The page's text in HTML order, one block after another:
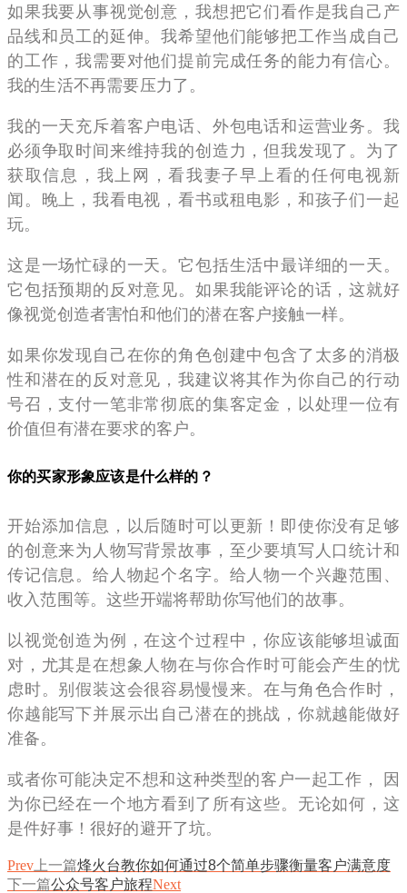
如果我要从事视觉创意，我想把它们看作是我自己产
品线和员工的延伸。我希望他们能够把工作当成自己
的工作，我需要对他们提前完成任务的能力有信心。
我的生活不再需要压力了。
我的一天充斥着客户电话、外包电话和运营业务。我
必须争取时间来维持我的创造力，但我发现了。为了
获取信息，我上网，看我妻子早上看的任何电视新
闻。晚上，我看电视，看书或租电影，和孩子们一起
玩。
这是一场忙碌的一天。它包括生活中最详细的一天。
它包括预期的反对意见。如果我能评论的话，这就好
像视觉创造者害怕和他们的潜在客户接触一样。
如果你发现自己在你的角色创建中包含了太多的消极
性和潜在的反对意见，我建议将其作为你自己的行动
号召，支付一笔非常彻底的集客定金，以处理一位有
价值但有潜在要求的客户。
你的买家形象应该是什么样的？
开始添加信息，以后随时可以更新！即使你没有足够
的创意来为人物写背景故事，至少要填写人口统计和
传记信息。给人物起个名字。给人物一个兴趣范围、
收入范围等。这些开端将帮助你写他们的故事。
以视觉创造为例，在这个过程中，你应该能够坦诚面
对，尤其是在想象人物在与你合作时可能会产生的忧
虑时。别假装这会很容易慢慢来。在与角色合作时，
你越能写下并展示出自己潜在的挑战，你就越能做好
准备。
或者你可能决定不想和这种类型的客户一起工作， 因
为你已经在一个地方看到了所有这些。无论如何，这
是件好事！很好的避开了坑。
Prev 上一篇烽火台教你如何通过8个简单步骤衡量客户满意度
下一篇公众号客户旅程Next